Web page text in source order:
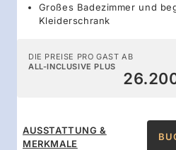
Großes Badezimmer und
Kleiderschrank
DIE PREISE PRO GAST AB
ALL-INCLUSIVE PLUS
AUSSTATTUNG &
MERKMALE